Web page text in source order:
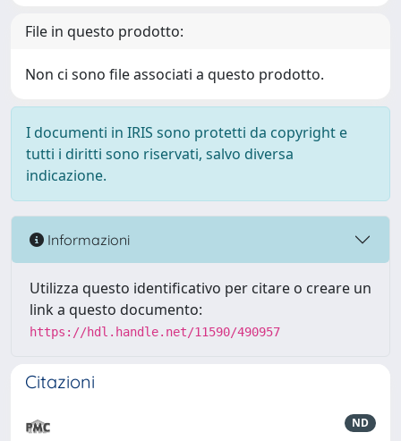
File in questo prodotto:
Non ci sono file associati a questo prodotto.
I documenti in IRIS sono protetti da copyright e
tutti i diritti sono riservati, salvo diversa
indicazione.
Informazioni
Utilizza questo identificativo per citare o creare un
link a questo documento:
https://hdl.handle.net/11590/490957
Citazioni
ND